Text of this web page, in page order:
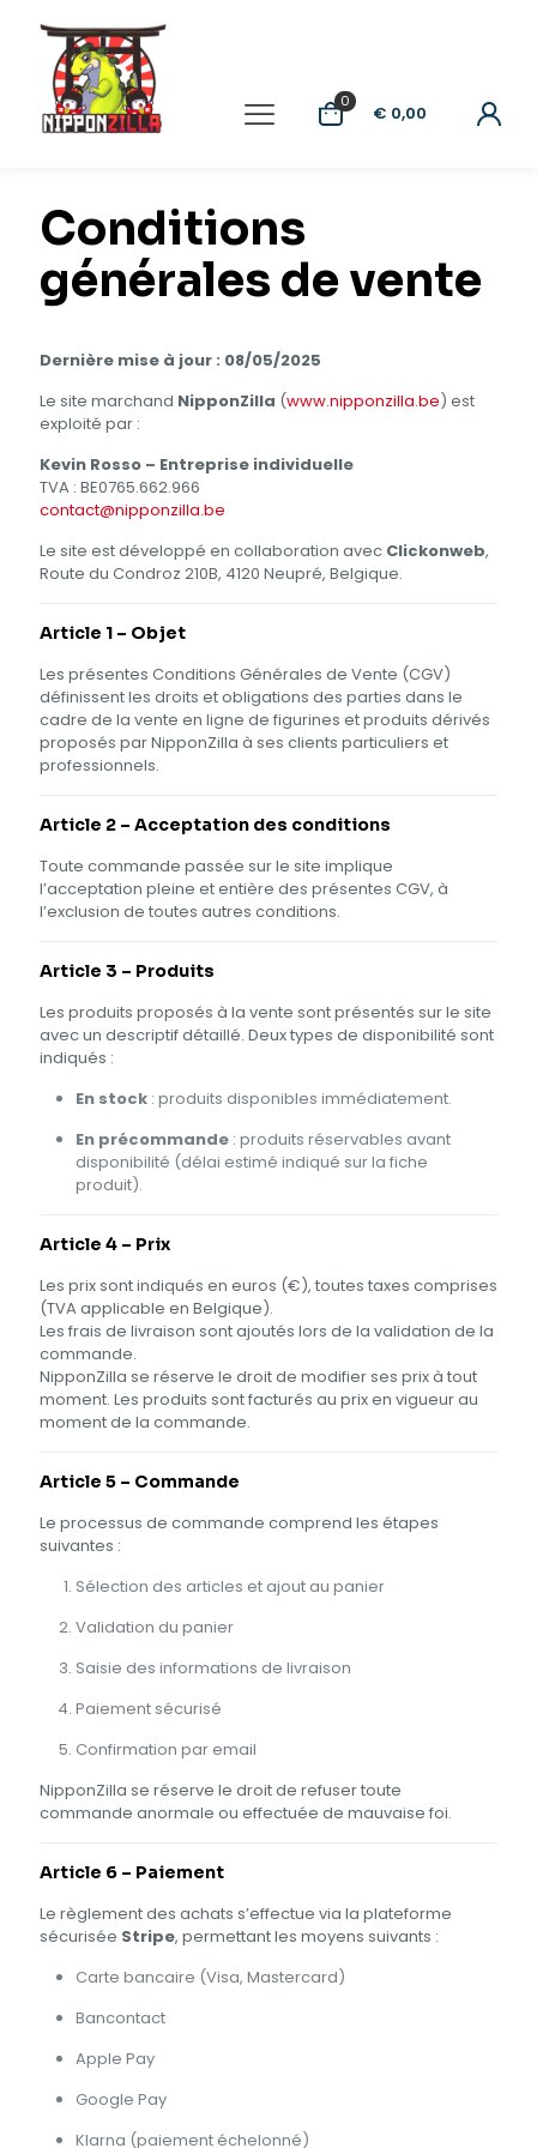
0
€ 0,00
Conditions
générales de vente
Dernière mise à jour : 08/05/2025
Le site marchand NipponZilla (www.nipponzilla.be) est
exploité par :
Kevin Rosso – Entreprise individuelle
TVA : BE0765.662.966
contact@nipponzilla.be
Le site est développé en collaboration avec Clickonweb,
Route du Condroz 210B, 4120 Neupré, Belgique.
Article 1 – Objet
Les présentes Conditions Générales de Vente (CGV)
définissent les droits et obligations des parties dans le
cadre de la vente en ligne de figurines et produits dérivés
proposés par NipponZilla à ses clients particuliers et
professionnels.
Article 2 – Acceptation des conditions
Toute commande passée sur le site implique
l’acceptation pleine et entière des présentes CGV, à
l’exclusion de toutes autres conditions.
Article 3 – Produits
Les produits proposés à la vente sont présentés sur le site
avec un descriptif détaillé. Deux types de disponibilité sont
indiqués :
En stock : produits disponibles immédiatement.
En précommande : produits réservables avant
disponibilité (délai estimé indiqué sur la fiche
produit).
Article 4 – Prix
Les prix sont indiqués en euros (€), toutes taxes comprises
(TVA applicable en Belgique).
Les frais de livraison sont ajoutés lors de la validation de la
commande.
NipponZilla se réserve le droit de modifier ses prix à tout
moment. Les produits sont facturés au prix en vigueur au
moment de la commande.
Article 5 – Commande
Le processus de commande comprend les étapes
suivantes :
Sélection des articles et ajout au panier
Validation du panier
Saisie des informations de livraison
Paiement sécurisé
Confirmation par email
NipponZilla se réserve le droit de refuser toute
commande anormale ou effectuée de mauvaise foi.
Article 6 – Paiement
Le règlement des achats s’effectue via la plateforme
sécurisée Stripe, permettant les moyens suivants :
Carte bancaire (Visa, Mastercard)
Bancontact
Apple Pay
Google Pay
Klarna (paiement échelonné)